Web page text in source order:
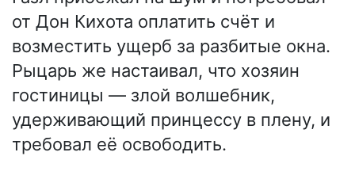
от Дон Кихота оплатить счёт и
возместить ущерб за разбитые окна.
Рыцарь же настаивал, что хозяин
гостиницы — злой волшебник,
удерживающий принцессу в плену, и
требовал её освободить.